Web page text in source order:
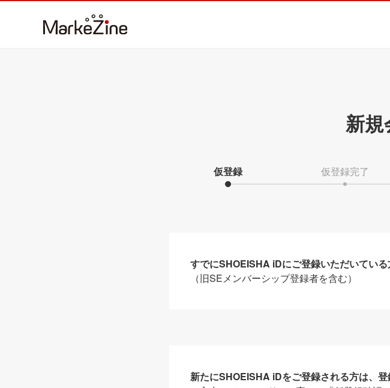
新
仮登録 仮登録完了
すでにSHOEISHA iDにご登録いただいている
（旧SEメンバーシップ登録者を含む）
新たにSHOEISHA iDをご登録される方は、